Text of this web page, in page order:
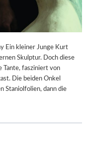
A
D
Ein kleiner Junge Kurt
Skulptur. Doch diese
Tante, fasziniert von
Die beiden Onkel
Staniolfolien, dann die